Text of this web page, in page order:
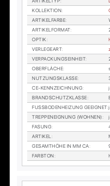
KOL­LEK­TI­ON:
AR­TI­KEL­FAR­BE:
AR­TI­KEL­FOR­MAT:
OP­TIK:
VER­LE­GE­ART:
VER­PA­CKUNGS­EIN­HEIT:
OBER­FLÄ­CHE:
NUT­ZUNGS­KLAS­SE:
CE-KENN­ZEICH­NUNG:
BRAND­SCHUTZ­KLAS­SE:
FUSS­BO­DEN­HEI­ZUNG GE­EIG­NET:
TREP­PEN­EIG­NUNG (WOH­NEN) :
FA­SUNG:
AR­TI­KEL:
GE­SAMT­HÖ­HE IN MM CA:
FARB­TON: